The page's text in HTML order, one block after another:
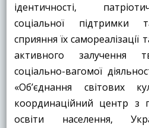
ідентичності,
соціальної підтримки
сприяння їх
активного залучення
соціально-вагомої
«Об’єднання світових
координаційний центр з
освіти населення,